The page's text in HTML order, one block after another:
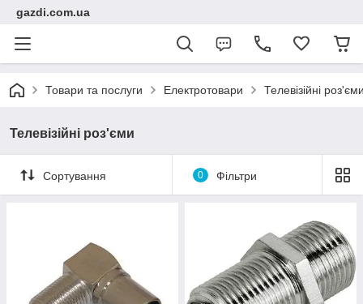
gazdi.com.ua
Товари та послуги Електротовари Телевізійні
Телевізійні роз'єми
Сортування 0 Фільтри